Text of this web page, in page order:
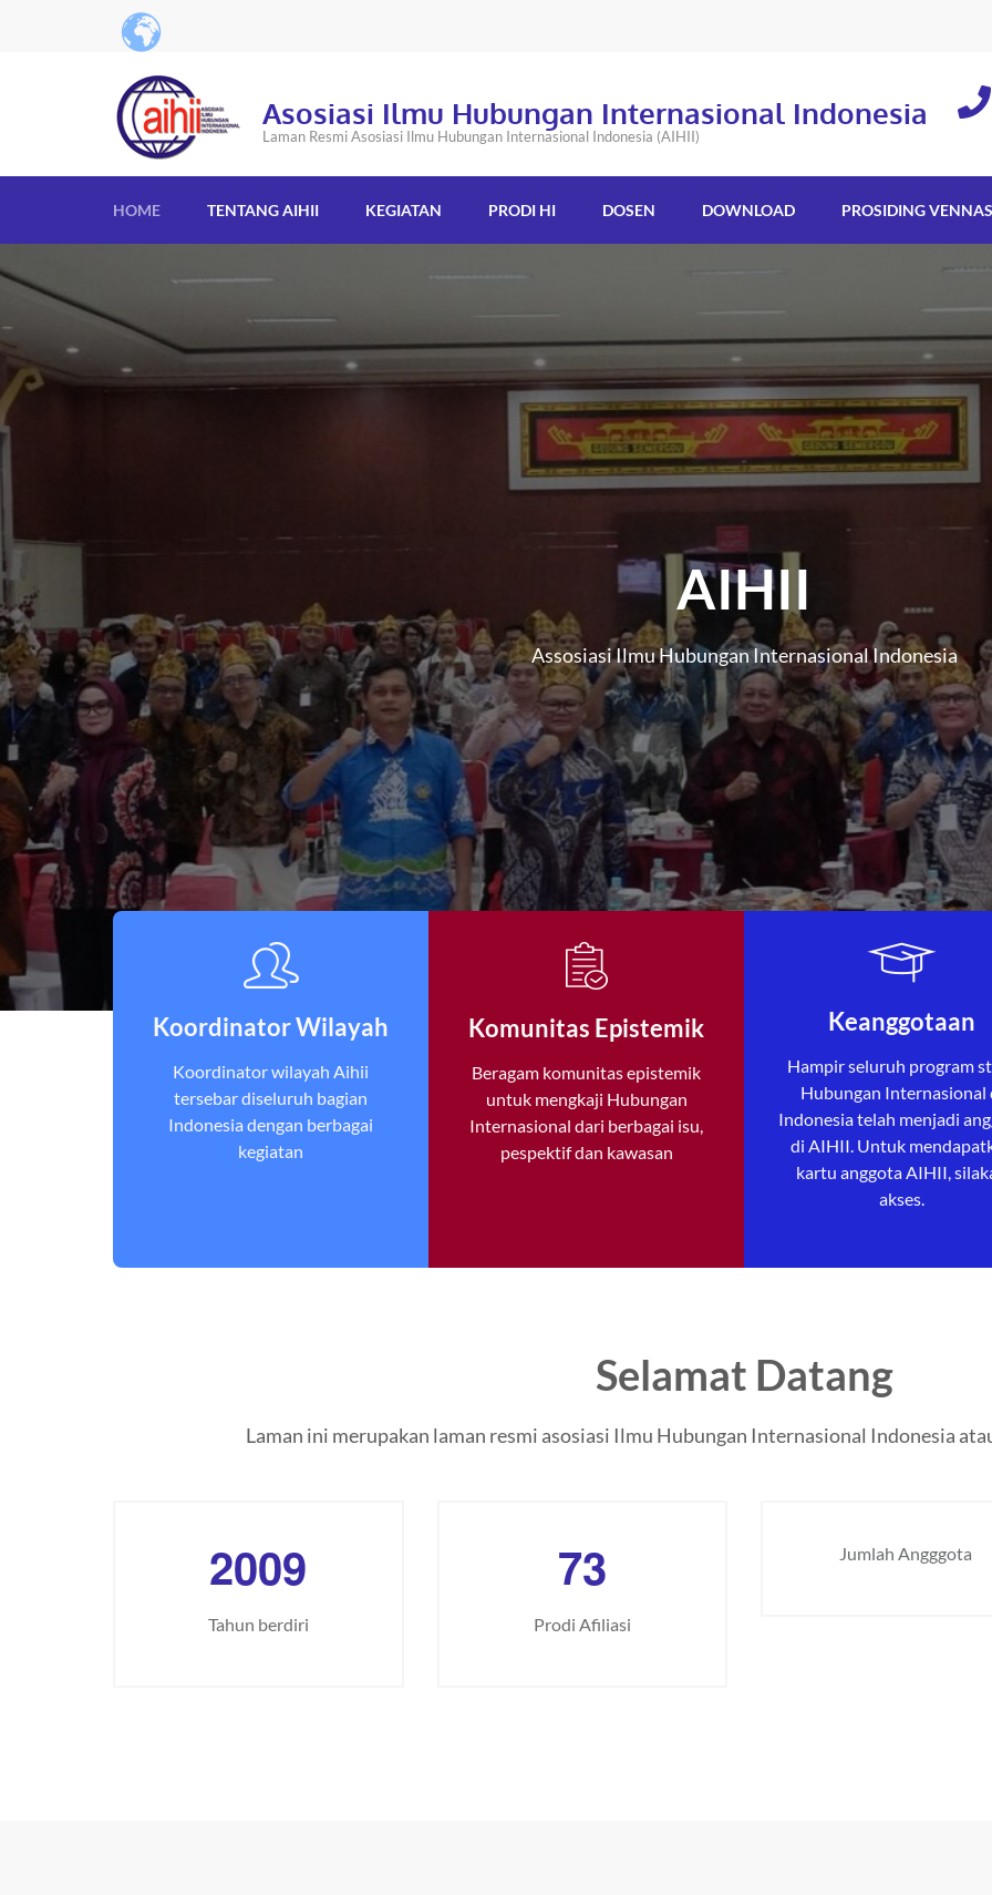
Asosiasi Ilmu Hubungan Internasional Indonesia
Laman Resmi Asosiasi Ilmu Hubungan Internasional Indonesia (AIHII)
HOME TENTANG AIHII KEGIATAN PRODI HI DOSEN DOWNLOAD PROSIDING VENNAS
AIHII
Assosiasi Ilmu Hubungan Internasional Indonesia
Koordinator Wilayah
Koordinator wilayah Aihii
tersebar diseluruh bagian
Indonesia dengan berbagai
kegiatan
Komunitas Epistemik
Beragam komunitas epistemik
untuk mengkaji Hubungan
Internasional dari berbagai isu,
pespektif dan kawasan
Keanggotaan
Hampir seluruh program
Hubungan Internasional
Indonesia telah menjadi
di AIHII. Untuk
kartu anggota AIHII,
akses.
Selamat Datang
Laman ini merupakan laman resmi asosiasi Ilmu Hubungan Internasional Indonesia
2009
Tahun berdiri
73
Prodi Afiliasi
Jumlah Angggota